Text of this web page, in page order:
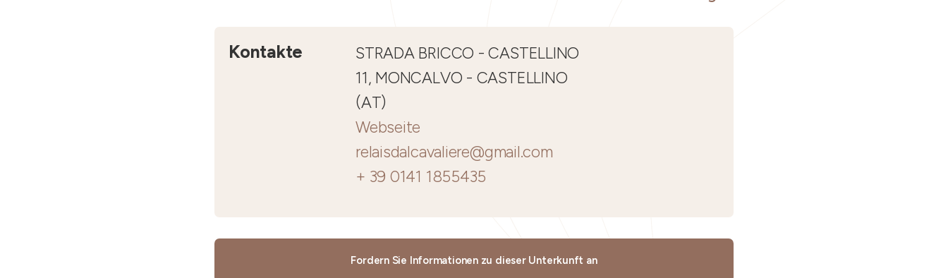
Kontakte
STRADA BRICCO - CASTELLINO
11, MONCALVO - CASTELLINO
(AT)
Webseite
relaisdalcavaliere@gmail.com
+ 39 0141 1855435
Fordern Sie Informationen zu dieser Unterkunft an